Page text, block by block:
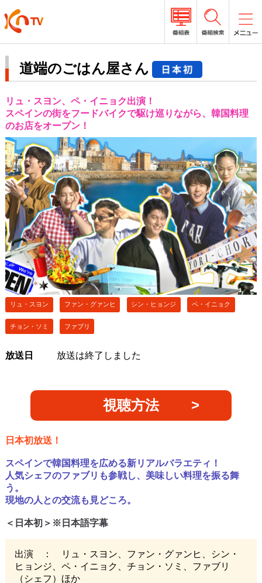
道端のごはん屋さん
リュ・スヨン、ペ・イニョク出演！
スペインの街をフードバイクで駆け巡りながら、韓国料理
のお店をオープン！
リュ・スヨン ファン・グァンヒ シン・ヒョンジ ペ・イニョク
チョン・ソミ ファブリ
放送日 放送は終了しました
視聴方法
日本初放送！
スペインで韓国料理を広める新リアルバラエティ！
人気シェフのファブリも参戦し、美味しい料理を振る舞
う。
現地の人との交流も見どころ。
＜日本初＞※日本語字幕
出演 ： リュ・スヨン、ファン・グァンヒ、シン・
ヒョンジ、ペ・イニョク、チョン・ソミ、ファブリ
（シェフ）ほか